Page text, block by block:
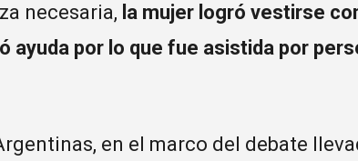
necesaria, la mujer logró vestirse
ayuda por lo que fue asistida por
en el marco del debate